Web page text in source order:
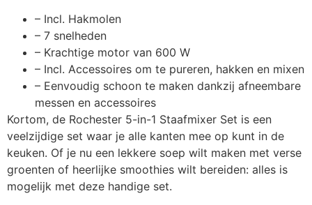
– Incl. Hakmolen
– 7 snelheden
– Krachtige motor van 600 W
– Incl. Accessoires om te pureren, hakken en mixen
– Eenvoudig schoon te maken dankzij afneembare
messen en accessoires
Kortom, de Rochester 5-in-1 Staafmixer Set is een
veelzijdige set waar je alle kanten mee op kunt in de
keuken. Of je nu een lekkere soep wilt maken met verse
groenten of heerlijke smoothies wilt bereiden: alles is
mogelijk met deze handige set.